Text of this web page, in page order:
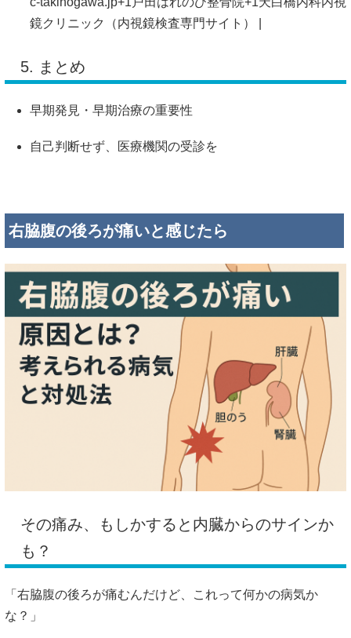
鏡クリニック（内視鏡検査専門サイト） |
5. まとめ
早期発見・ 早期治療の重要性
自己判断せず、 医療機関の受診を
右脇腹の後ろが痛いと感じたら
その痛み、 もしかすると 内臓からのサインか
も？
「 右脇腹の後ろが痛むんだけど、 これって何かの病気か
な？」